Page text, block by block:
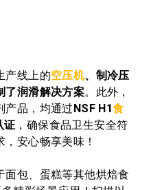
产线上的空压机、制冷压
了润滑解决方案。此外，
产品，均通过NSF H1食
证 ，确保食品卫生安全符
安心畅享美味！
面包、蛋糕等其他烘焙食